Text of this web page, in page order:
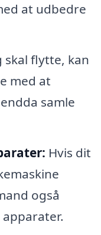
at udbedre
skal flytte, kan
med at
samle
Hvis dit
også